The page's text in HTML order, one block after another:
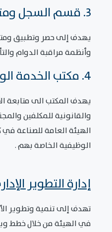
3. قسم السجل ومتابعة الدوام :-
يهدف إلى حصر وتطبيق
وأنظمة مراقبة الدوام
4. مكتب الخدمة الوطنية العسكرية :-
يهدف المكتب الى متابعة
والقانونية للمكلفين
الهيئة العامة للصناعة
الوظيفية الخاصة بهم .
إدارة التطوير
تهدف إلى تنمية وتطوير
في الهيئة من خلال خطط